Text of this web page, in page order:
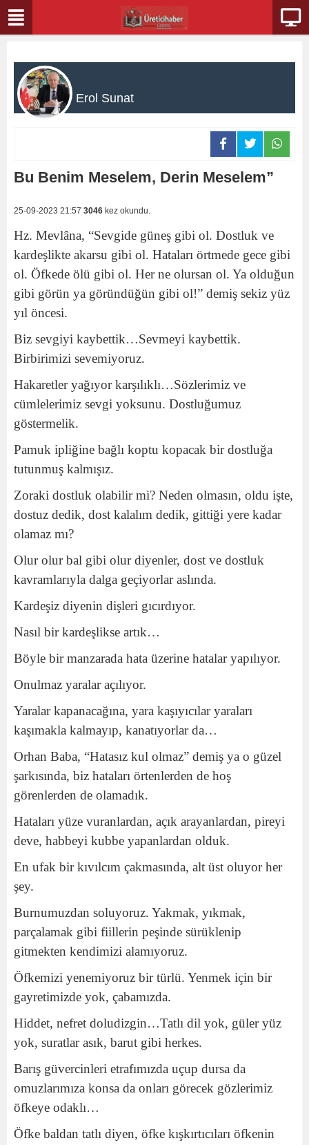
Erol Sunat
Bu Benim Meselem, Derin Meselem”
25-09-2023 21:57 3046 kez okundu.
Hz. Mevlâna, “Sevgide güneş gibi ol. Dostluk ve
kardeşlikte akarsu gibi ol. Hataları örtmede gece gibi
ol. Öfkede ölü gibi ol. Her ne olursan ol. Ya olduğun
gibi görün ya göründüğün gibi ol!” demiş sekiz yüz
yıl öncesi.
Biz sevgiyi kaybettik…Sevmeyi kaybettik.
Birbirimizi sevemiyoruz.
Hakaretler yağıyor karşılıklı…Sözlerimiz ve
cümlelerimiz sevgi yoksunu. Dostluğumuz
göstermelik.
Pamuk ipliğine bağlı koptu kopacak bir dostluğa
tutunmuş kalmışız.
Zoraki dostluk olabilir mi? Neden olmasın, oldu işte,
dostuz dedik, dost kalalım dedik, gittiği yere kadar
olamaz mı?
Olur olur bal gibi olur diyenler, dost ve dostluk
kavramlarıyla dalga geçiyorlar aslında.
Kardeşiz diyenin dişleri gıcırdıyor.
Nasıl bir kardeşlikse artık…
Böyle bir manzarada hata üzerine hatalar yapılıyor.
Onulmaz yaralar açılıyor.
Yaralar kapanacağına, yara kaşıyıcılar yaraları
kaşımakla kalmayıp, kanatıyorlar da…
Orhan Baba, “Hatasız kul olmaz” demiş ya o güzel
şarkısında, biz hataları örtenlerden de hoş
görenlerden de olamadık.
Hataları yüze vuranlardan, açık arayanlardan, pireyi
deve, habbeyi kubbe yapanlardan olduk.
En ufak bir kıvılcım çakmasında, alt üst oluyor her
şey.
Burnumuzdan soluyoruz. Yakmak, yıkmak,
parçalamak gibi fiillerin peşinde sürüklenip
gitmekten kendimizi alamıyoruz.
Öfkemizi yenemiyoruz bir türlü. Yenmek için bir
gayretimizde yok, çabamızda.
Hiddet, nefret doludizgin…Tatlı dil yok, güler yüz
yok, suratlar asık, barut gibi herkes.
Barış güvercinleri etrafımızda uçup dursa da
omuzlarımıza konsa da onları görecek gözlerimiz
öfkeye odaklı…
Öfke baldan tatlı diyen, öfke kışkırtıcıları öfkenin